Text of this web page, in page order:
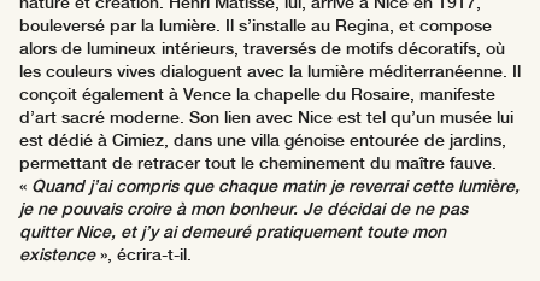
bouleversé par la lumière. Il s’installe au Regina, et compose
alors de lumineux intérieurs, traversés de motifs décoratifs, où
les couleurs vives dialoguent avec la lumière méditerranéenne. Il
conçoit également à Vence la chapelle du Rosaire, manifeste
d’art sacré moderne. Son lien avec Nice est tel qu’un musée lui
est dédié à Cimiez, dans une villa génoise entourée de jardins,
permettant de retracer tout le cheminement du maître fauve.
« Quand j’ai compris que chaque matin je reverrai cette lumière,
je ne pouvais croire à mon bonheur. Je décidai de ne pas
quitter Nice, et j’y ai demeuré pratiquement toute mon
existence», écrira-t-il.